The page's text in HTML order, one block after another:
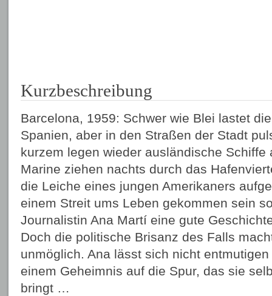
Kurzbeschreibung
Barcelona, 1959: Schwer wie Blei lastet
Spanien, aber in den Straßen der Stadt
kurzem legen wieder ausländische Schiffe
Marine ziehen nachts durch das
die Leiche eines jungen Amerikaners
einem Streit ums Leben gekommen sein
Journalistin Ana Martí eine gute
Doch die politische Brisanz des Falls
unmöglich. Ana lässt sich nicht
einem Geheimnis auf die Spur, das sie
bringt …